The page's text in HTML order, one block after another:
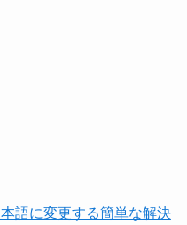
語に変更する簡単な解決